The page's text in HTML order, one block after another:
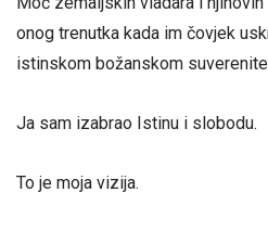
onog trenutka kada im čovjek
istinskom božanskom
Ja sam izabrao Istinu i slobodu.
To je moja vizija.